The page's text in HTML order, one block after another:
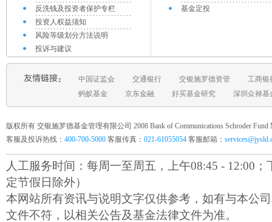
反洗钱及投资者保护专栏
投资人权益须知
风险等级划分方法说明
投诉与建议
基金定投
中国证监会 交通银行 交银施罗德资管
工商银
蚂蚁基金
京东金融 好买基金研究 深圳众禄基
版权所有 交银施罗德基金管理有限公司 2008 Bank of Communications Schroder Fund
客服及投诉热线： 400-700-5000 客服传真： 021-61055054 客服邮箱：
人工服务时间：每周一至周五，上午08:45 - 12:00；
定节假日除外）
本网站所有资讯与说明文字仅供参考，如有与本公
文件不符，以相关公告及基金法律文件为准。